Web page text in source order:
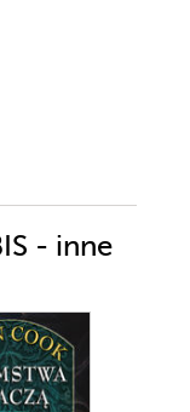
i długa noc
- inne